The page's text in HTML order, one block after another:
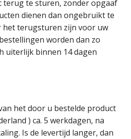
terug te sturen, zonder opgaaf
dienen dan ongebruikt te
het terugsturen zijn voor uw
worden dan zo
uiterlijk binnen 14 dagen
het door u bestelde product
) ca. 5 werkdagen, na
Is de levertijd langer, dan